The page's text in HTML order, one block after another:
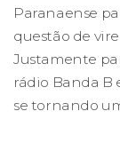
Paranaense
questão de
Justamente
rádio Banda B
se tornando